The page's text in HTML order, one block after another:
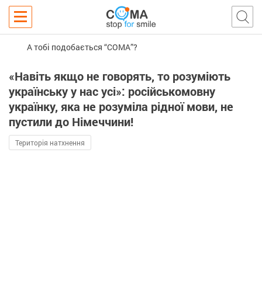
А тобі подобається “COMA”?
«Навіть якщо не говорять, то розуміють
українську у нас усі»: російськомовну
українку, яка не розуміла рідної мови, не
пустили до Німеччини!
Територія натхнення